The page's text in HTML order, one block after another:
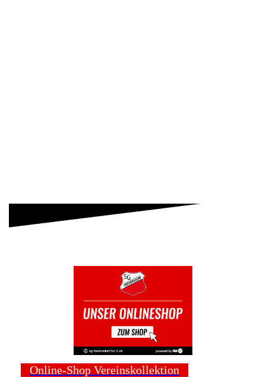
Online-Shop Vereinskollektion